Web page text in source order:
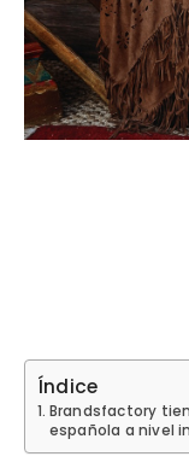
Índice
Brandsfactory
española a nivel